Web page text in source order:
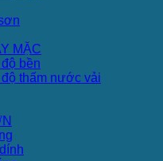
MẶC
bền
thấm nước vải